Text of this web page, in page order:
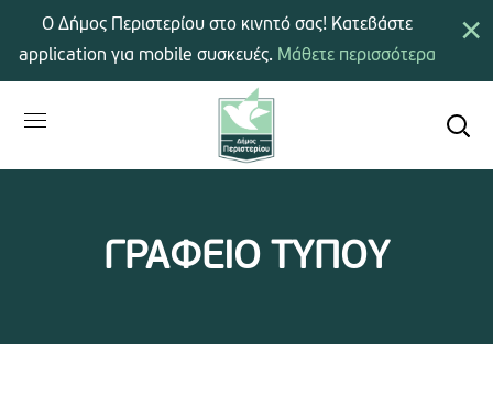
ΓΡΑΦΕΙΟ ΤΥΠΟΥ
×
Ο Δήμος Περιστερίου στο κινητό σας! Κατεβάστε
application για mobile συσκευές. Μάθετε περισσότερα